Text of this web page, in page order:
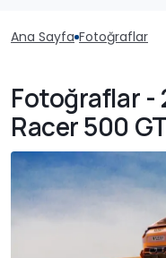
Ana Sayfa Fotoğraflar
Fotoğraflar -
Racer 500 GT